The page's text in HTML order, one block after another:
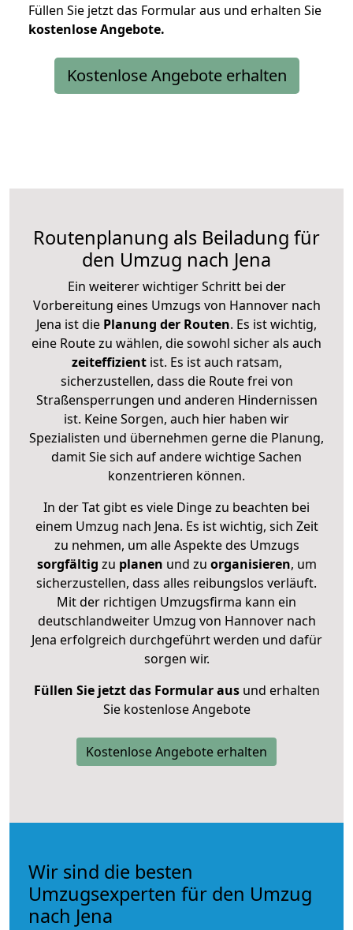
Füllen Sie jetzt das Formular aus und erhalten Sie
kostenloseAngebote.
Kostenlose Angebote erhalten
Routenplanung als Beiladung für
den Umzug nach Jena
Ein weiterer wichtiger Schritt bei der
Vorbereitung eines Umzugs von Hannover nach
Jena ist die Planung der Routen. Es ist wichtig,
eine Route zu wählen, die sowohl sicher als auch
zeiteffizientist. Es ist auch ratsam,
sicherzustellen, dass die Route frei von
Straßensperrungen und anderen Hindernissen
ist. Keine Sorgen, auch hier haben wir
Spezialisten und übernehmen gerne die Planung,
damit Sie sich auf andere wichtige Sachen
konzentrieren können.
In der Tat gibt es viele Dinge zu beachten bei
einem Umzug nach Jena. Es ist wichtig, sich Zeit
zu nehmen, um alle Aspekte des Umzugs
sorgfältig zu planen und zu organisieren, um
sicherzustellen, dass alles reibungslos verläuft.
Mit der richtigen Umzugsfirma kann ein
deutschlandweiter Umzug von Hannover nach
Jena erfolgreich durchgeführt werden und dafür
sorgen wir.
Füllen Sie jetzt das Formular ausund erhalten
Sie kostenlose Angebote
Kostenlose Angebote erhalten
Wir sind die besten
Umzugsexperten für den Umzug
nach Jena